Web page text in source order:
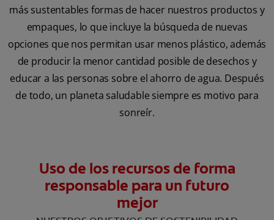
más sustentables formas de hacer nuestros productos y
empaques, lo que incluye la búsqueda de nuevas
opciones que nos permitan usar menos plástico, además
de producir la menor cantidad posible de desechos y
educar a las personas sobre el ahorro de agua. Después
de todo, un planeta saludable siempre es motivo para
sonreír.
Uso de los recursos de forma
responsable para un futuro
mejor